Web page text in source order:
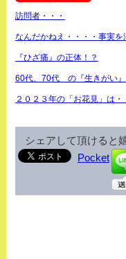
訪問者・・・
なんだかねえ・・・・事実を
『ひざ痛』の正体！？
60代、70代 の『生きがい』
２０２３年の「お花見」は・
シェアして頂けると
Pocket